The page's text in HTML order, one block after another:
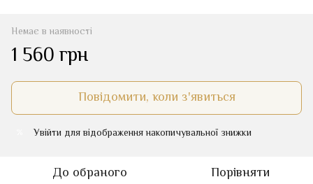
Немає в наявності
1 560 грн
Повідомити, коли з'явиться
Увійти для відображення накопичувальної знижки
До обраного Порівняти